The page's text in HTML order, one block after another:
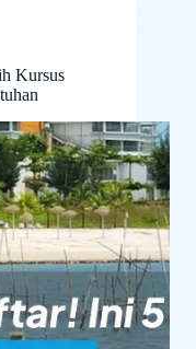
Kursus